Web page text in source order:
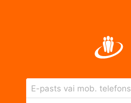
E-pasts vai mob. telefons